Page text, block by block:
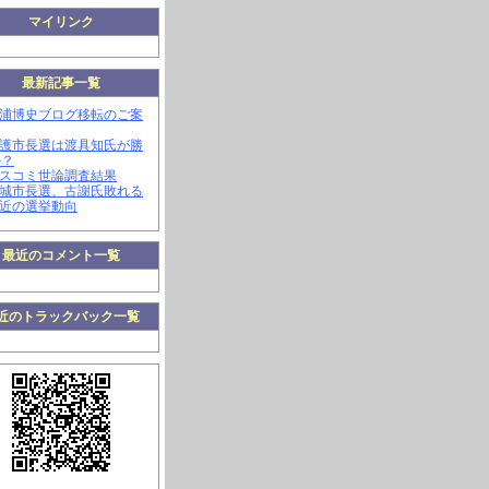
マイリンク
最新記事一覧
博史ブログ移転のご案
市長選は渡具知氏が勝
コミ世論調査結果
市長選、古謝氏敗れる
の選挙動向
最近のコメント一覧
のトラックバック一覧